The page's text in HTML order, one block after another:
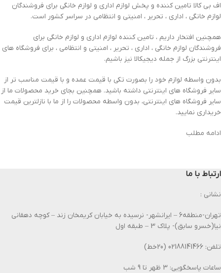
اف بی کالا تامین کننده و پخش لوازم اداری و لوازم خانگی برای فروشندگان
لوازم خانگی ، اداری ، تحریر ، امنیتی و انتظامی در سراسر کشور است.
همچنین افتخار داریم ، تامین کننده لوازم اداری و لوازم خانگی برای
فروشندگان لوازم خانگی ، اداری ، تحریر ، امنیتی و انتظامی ، برای فروشگاه های
اینترنتی بزرگ از جمله دیجیکالا نیز باشیم.
بدون واسطه لوازم خود را بصورت تکی با قیمت عمده و با قیمت مناسب تر از
سایر فروشگاه های اینترنتی داشته باشید. همچنین بجای خرید محصولات ما از
سایر فروشگاه های اینترنتی، بدون واسطه محصولات را از ما با نازلترین قیمت
خریداری نمایید.
ادامه مطلب
ارتباط با ما
نشانی :
تهران-منطقه6 – ایرانشهر- نرسیده به خیابان کریمخان زند – کوچه دهقانی
نیا(خسرو سابق)- پلاک 3 – طبقه اول
تلفن: 02188141466 (20خط)
ساعات پاسخگویی: 3 ظهر تا 9 شب